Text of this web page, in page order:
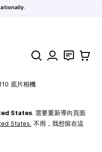
Search 聯絡 購物車
底片相機
States. 需要重新導向頁面
States. 不用，我想留在這